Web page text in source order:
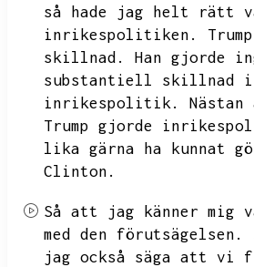
så hade jag helt rätt
inrikespolitiken.
skillnad.
Han gjorde
substantiell skillnad i
inrikespolitik.
Trump gjorde
lika gärna ha kunnat
Clinton.
Så att jag känner mig
med den förutsägelsen.
jag också säga att vi